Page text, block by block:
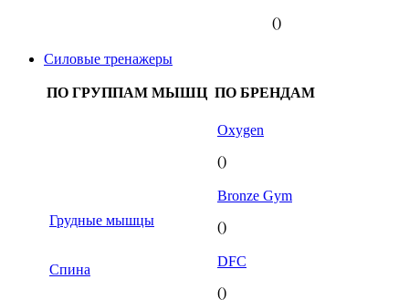
()
Силовые тренажеры
ПО ГРУППАМ МЫШЦ ПО БРЕНДАМ
Грудные мышцы
Спина
Oxygen
()
Bronze Gym
()
DFC
()